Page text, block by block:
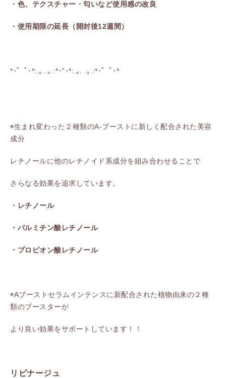
・色、テクスチャー・匂いなど使用感の改良
・使用期限の延長（開封後12週間）
*･゜ﾟ･*:.｡..｡.:*･”･*:.｡. .｡.:*･゜ﾟ･*
◉生まれ変わった２種類のA-ブーストに新しく配合された美容
成分
レチノールに他のレチノイド系成分を組み合わせることで
さらなる効果を追求しています。
・レチノール
・パルミチン酸レチノール
・プロピオン酸レチノール
◉Aブーストセラムインテンスに新配合された植物由来の２種
類のブースターが
より良い効果をサポートしています！！
リビナージュ